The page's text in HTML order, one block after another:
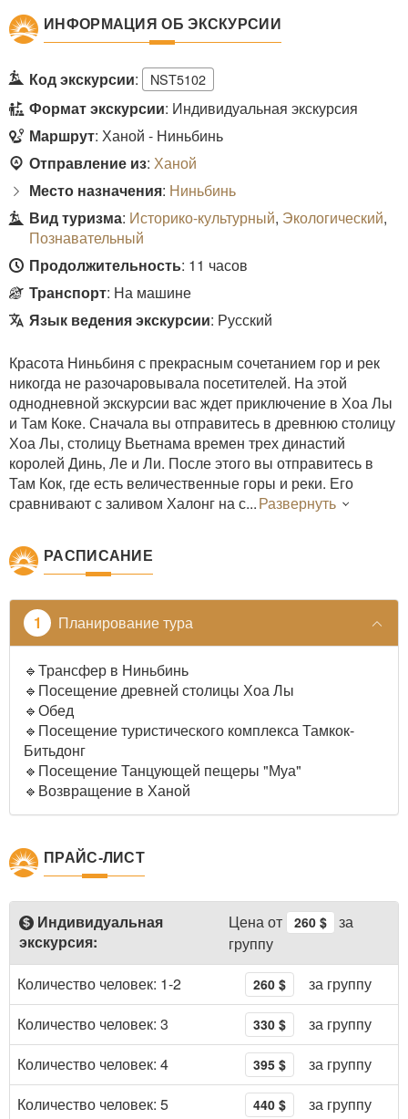
ИНФОРМАЦИЯ ОБ ЭКСКУРСИИ
Код экскурсии: NST5102
Формат экскурсии: Индивидуальная экскурсия
Маршрут: Ханой - Ниньбинь
Отправление из: Ханой
Место назначения: Ниньбинь
Вид туризма: Историко-культурный, Экологический,
Познавательный
Продолжительность: 11 часов
Транспорт: На машине
Язык ведения экскурсии: Русский
Красота Ниньбиня с прекрасным сочетанием гор и рек
никогда не разочаровывала посетителей. На этой
однодневной экскурсии вас ждет приключение в Хоа Лы
и Там Коке. Сначала вы отправитесь в древнюю столицу
Хоа Лы, столицу Вьетнама времен трех династий
королей Динь, Ле и Ли. После этого вы отправитесь в
Там Кок, где есть величественные горы и реки. Его
сравнивают с заливом Халонг на с
Развернуть
РАСПИСАНИЕ
Планирование тура
🔹Трансфер в Ниньбинь
🔹Посещение древней столицы Хоа Лы
🔹Обед
🔹Посещение туристического комплекса Тамкок-
Битьдонг
🔹Посещение Танцующей пещеры "Муа"
🔹Возвращение в Ханой
ПРАЙС-ЛИСТ
Индивидуальная
экскурсия:
Цена от 260 $
за
группу
Количество человек: 1-2
260 $
за группу
Количество человек: 3
330 $
за группу
Количество человек: 4
395 $
за группу
Количество человек: 5
440 $
за группу